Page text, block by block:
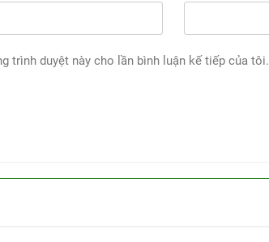
trình duyệt này cho lần bình luận kế tiếp của tôi.